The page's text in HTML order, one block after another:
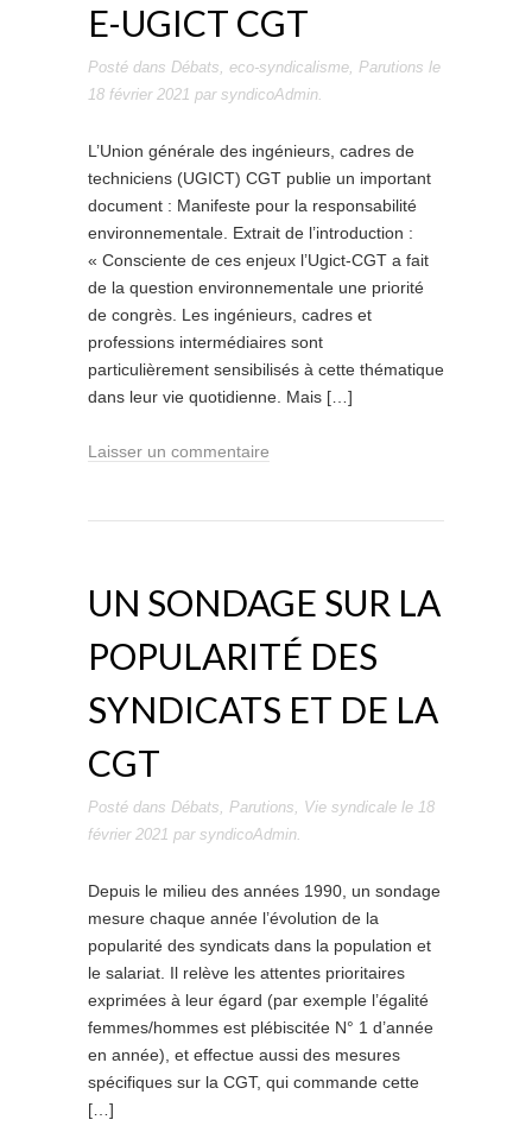
E-UGICT CGT
Posté dans Débats, eco-syndicalisme, Parutions le
18 février 2021 par syndicoAdmin.
L’Union générale des ingénieurs, cadres de
techniciens (UGICT) CGT publie un important
document : Manifeste pour la responsabilité
environnementale. Extrait de l’introduction :
« Consciente de ces enjeux l’Ugict-CGT a fait
de la question environnementale une priorité
de congrès. Les ingénieurs, cadres et
professions intermédiaires sont
particulièrement sensibilisés à cette thématique
dans leur vie quotidienne. Mais […]
Laisser un commentaire
UN SONDAGE SUR LA
POPULARITÉ DES
SYNDICATS ET DE LA
CGT
Posté dans Débats, Parutions, Vie syndicale le 18
février 2021 par syndicoAdmin.
Depuis le milieu des années 1990, un sondage
mesure chaque année l’évolution de la
popularité des syndicats dans la population et
le salariat. Il relève les attentes prioritaires
exprimées à leur égard (par exemple l’égalité
femmes/hommes est plébiscitée N° 1 d’année
en année), et effectue aussi des mesures
spécifiques sur la CGT, qui commande cette
[…]